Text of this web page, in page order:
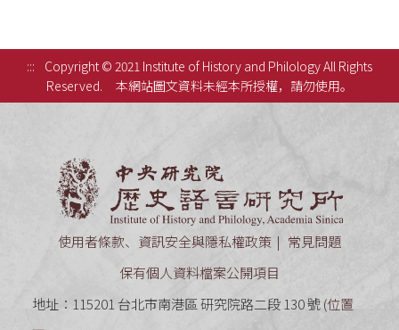
:::
Copyright © 2021 Institute of History and Philology All Rights
Reserved.
本網站圖文資料未經本所授權，請勿使用。
使用者條款、資訊安全與隱私權政策
常見問題
保有個人資料檔案公開項目
地址：115201 台北市南港區 研究院路二段 130 號 (位置